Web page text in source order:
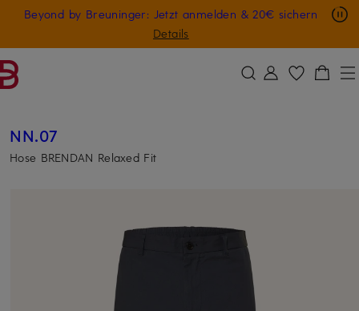
ZUM HAUPTINHALT ÜBERSPRINGEN
Beyond by Breuninger: Jetzt anmelden & 20€ sichern
Details
Nur in der App: -10 € auf digitale Geschenkkarten
GESCHENK20
NN.07
Hose BRENDAN Relaxed Fit